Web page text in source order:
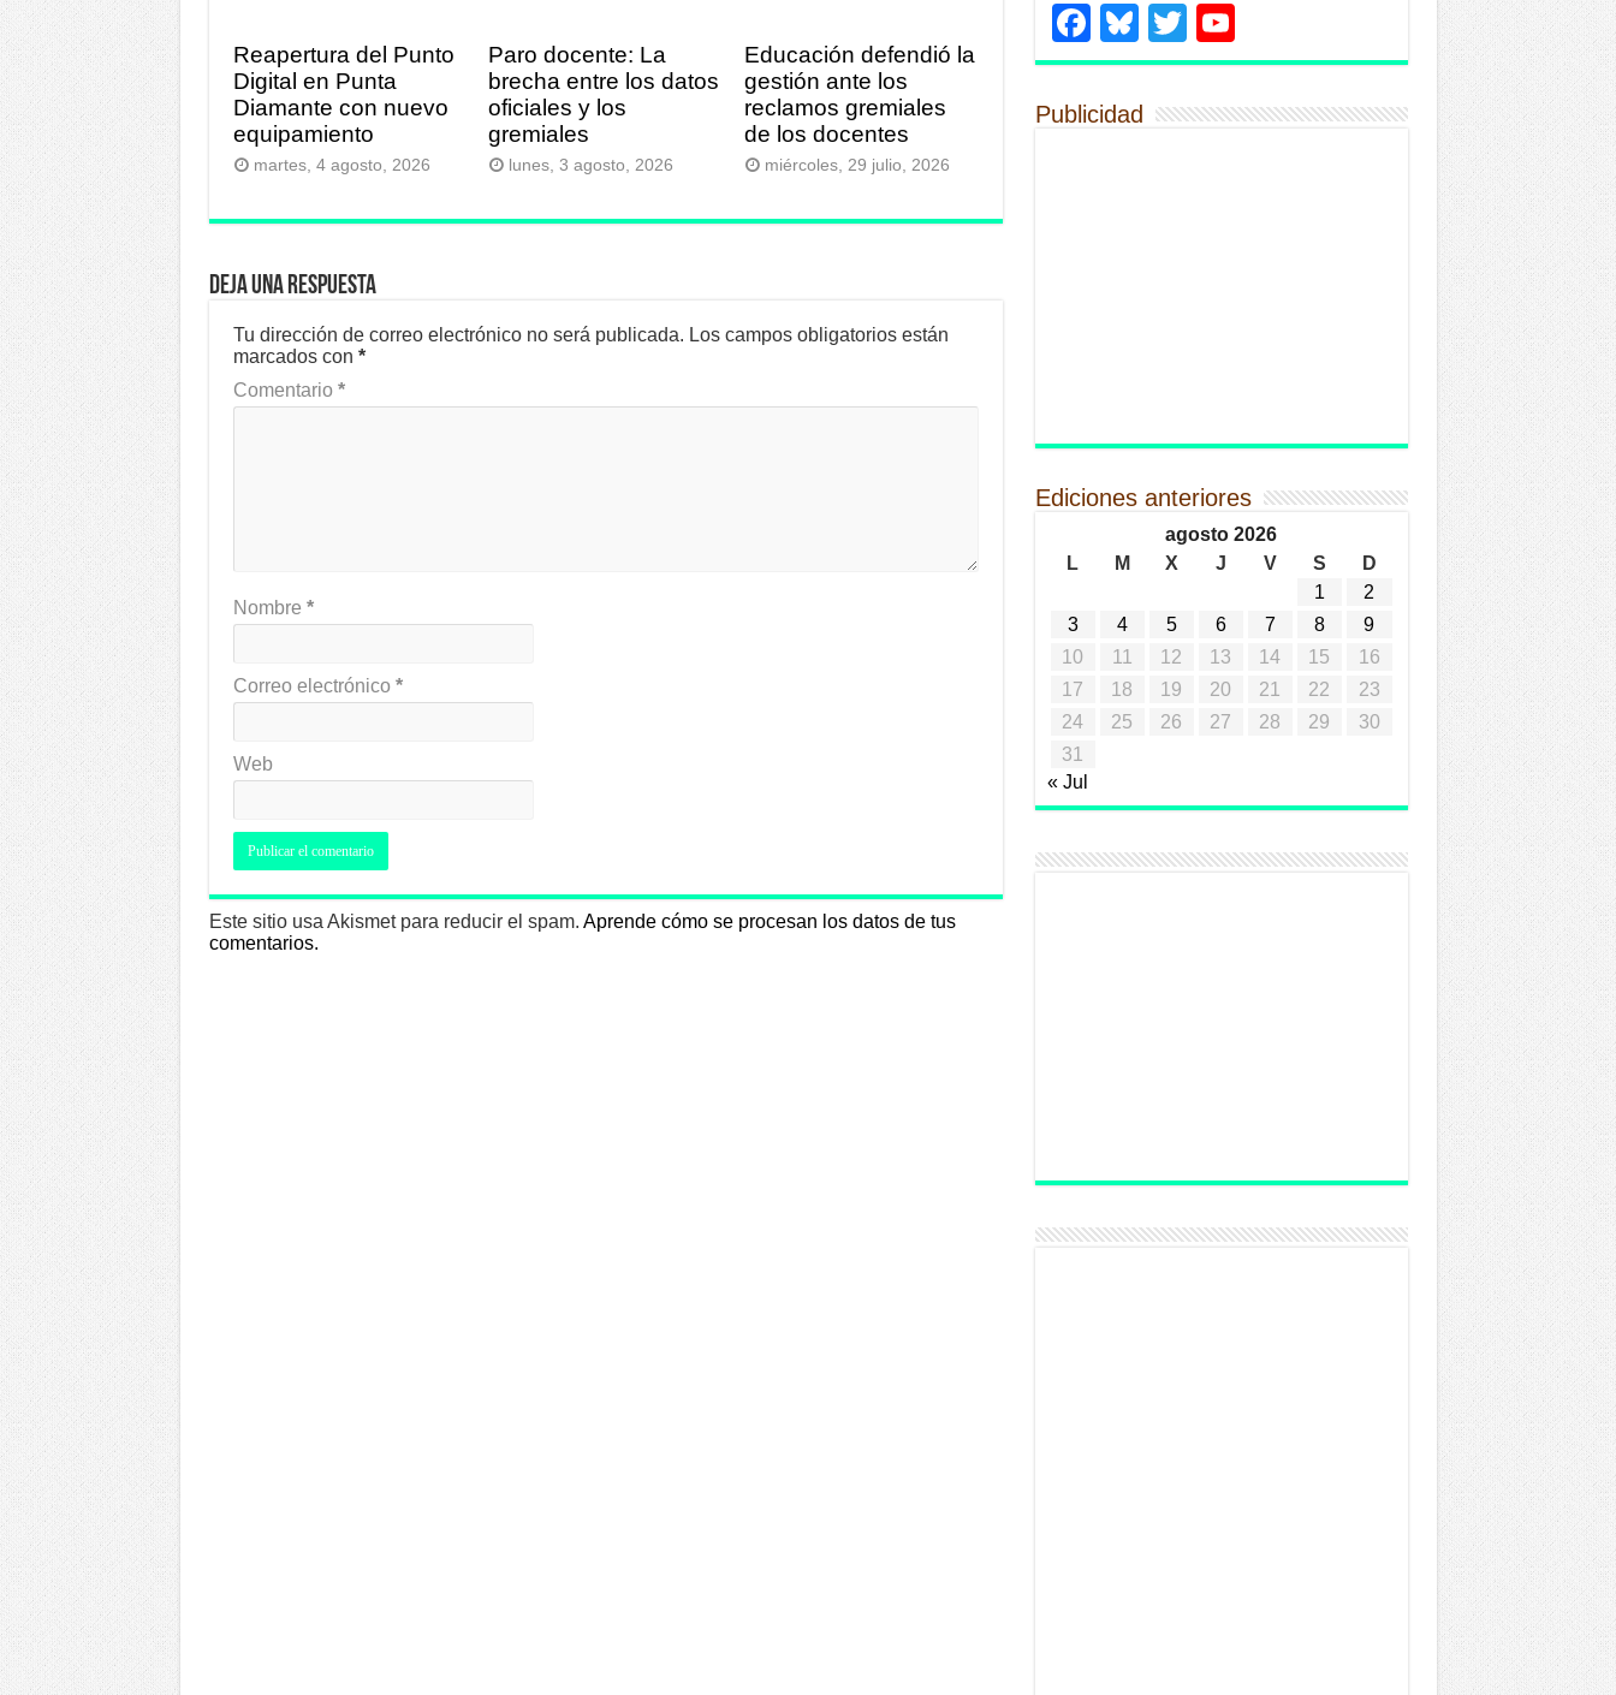
Reapertura del Punto
Digital en Punta
Diamante con nuevo
equipamiento
martes, 4 agosto, 2026
Paro docente: La
brecha entre los datos
oficiales y los
gremiales
lunes, 3 agosto, 2026
Educación defendió la
gestión ante los
reclamos gremiales
de los docentes
miércoles, 29 julio, 2026
Deja una respuesta
Tu dirección de correo electrónico no será publicada. Los campos obligatorios están
marcados con *
Comentario *
Nombre *
Correo electrónico *
Web
Este sitio usa Akismet para reducir el spam. Aprende cómo se procesan los datos de tus
comentarios.
Facebook
Bluesky
Twitter
Publicidad
Ediciones anteriores
agosto 2026
L
M X J V S
D
1
2
3
4 5 6 7 8
9
10
11 12 13 14 15
16
17
18 19 20 21 22
23
24
25 26 27 28 29
30
31
« Jul